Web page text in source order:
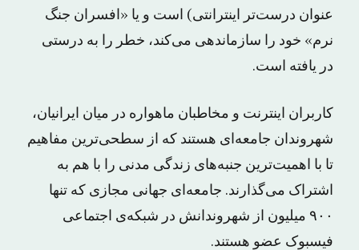
عنوان درست‌تر اینترانتی) است و یا «افسران جنگ
نرم» خود را سازماندهی می‌کند، خطر را به درستی
در یافته است.
کاربران اینترنت و مخاطبان ماهواره در میان ایرانیان،
شهروندان جامعه‌ای هستند که از سطحی‌ترین مفاهیم
تا با اهمیت‌ترین جنبه‌های زندگی مدنی را با هم به
اشتراک می‌گذارند. جامعه‌ای جهانی مجازی که تنها
۹۰۰ میلیون از شهروندانش در شبکه‌ی اجتماعی
فیسبوک عضو هستند.